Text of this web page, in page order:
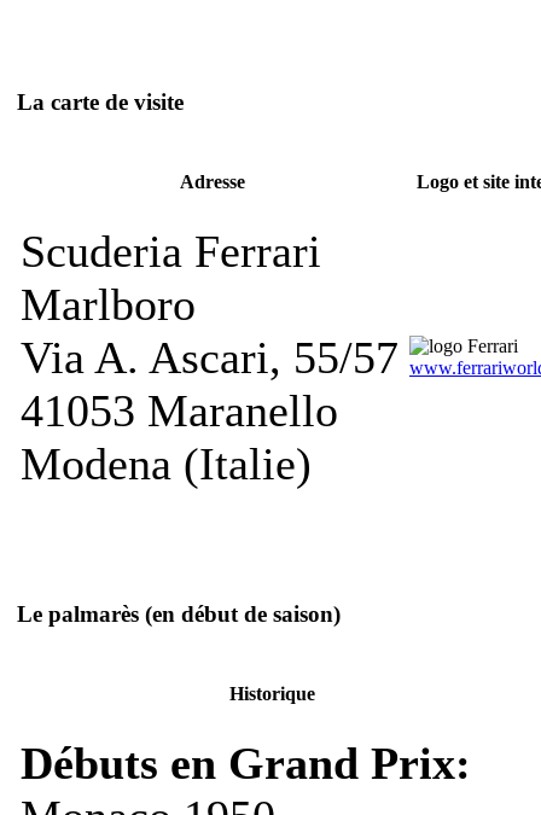
La carte de visite
Adresse Logo et site
Scuderia Ferrari
Marlboro
Via A. Ascari, 55/57
41053 Maranello
Modena (Italie)
Le palmarès (en début de saison)
Historique
Débuts en Grand Prix: